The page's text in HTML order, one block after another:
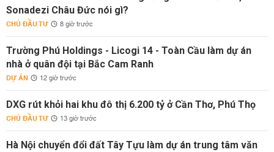
Sonadezi Châu Đức nói gì?
CHỦ ĐẦU TƯ 8 giờ trước
Trường Phú Holdings - Licogi 14 - Toàn Cầu làm dự án
nhà ở quân đội tại Bắc Cam Ranh
DỰ ÁN 12 giờ trước
DXG rút khỏi hai khu đô thị 6.200 tỷ ở Cần Thơ, Phú Thọ
CHỦ ĐẦU TƯ 13 giờ trước
Hà Nội chuyển đổi đất Tây Tựu làm dự án trung tâm văn